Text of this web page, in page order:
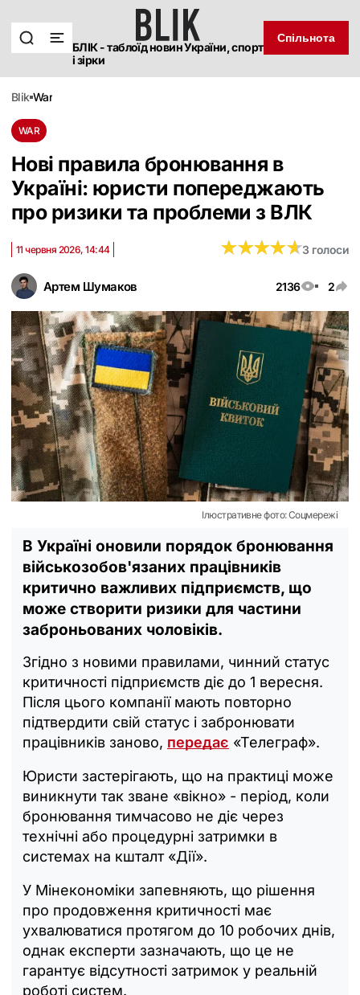
БЛІК - таблоїд новин України, спорт
і зірки
Спільнота
blik war
WAR
Нові правила бронювання в
Україні: юристи попереджають
про ризики та проблеми з ВЛК
Артем Шумаков 2136 2
11 червня 2026, 14:44 ★★★★★
★★★★★3 голоси
Ілюстративне фото: Соцмережі
В Україні оновили порядок бронювання
військозобов'язаних працівників
критично важливих підприємств, що
може створити ризики для частини
заброньованих чоловіків.
Згідно з новими правилами, чинний статус
критичності підприємств діє до 1 вересня.
Після цього компанії мають повторно
підтвердити свій статус і забронювати
працівників заново, передає «Телеграф».
Юристи застерігають, що на практиці може
виникнути так зване «вікно» - період, коли
бронювання тимчасово не діє через
технічні або процедурні затримки в
системах на кшталт «Дії».
У Мінекономіки запевняють, що рішення
про продовження критичності має
ухвалюватися протягом до 10 робочих днів,
однак експерти зазначають, що це не
гарантує відсутності затримок у реальній
роботі систем.